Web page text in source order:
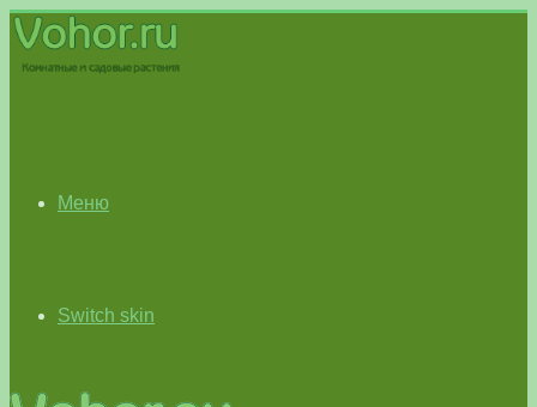
Меню
Switch skin